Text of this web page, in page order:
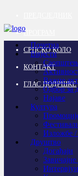
ПРОГРАМ
СРПСКО КОЛО
КОНТАКТ
ГЛАС ПОДРШКЕ
Почетна
Вијести
Важне
Одбор за
Најаве
Култура
Изложбе
Друштво
Догађаји
Интервјуи